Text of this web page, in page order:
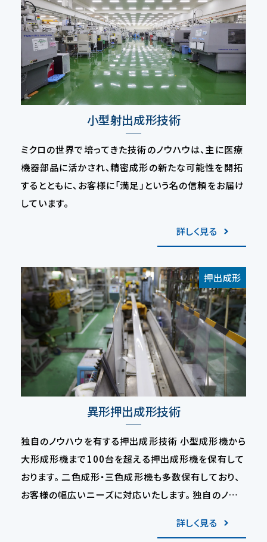
小型射出成形技術
ミクロの世界で培ってきた技術のノウハウは、主に医療
機器部品に活かされ、精密成形の新たな可能性を開拓
するとともに、お客様に「満足」という名の信頼をお届け
しています。
詳しく見る
押出成形
異形押出成形技術
独自のノウハウを有する押出成形技術 小型成形機から
大形成形機まで100台を超える押出成形機を保有して
おります。 二色成形・三色成形機も多数保有しており、
お客様の幅広いニーズに対応いたします。 独自のノウ
製作の押出金型で高品質、高付加価値な製品を提供い
詳しく見る